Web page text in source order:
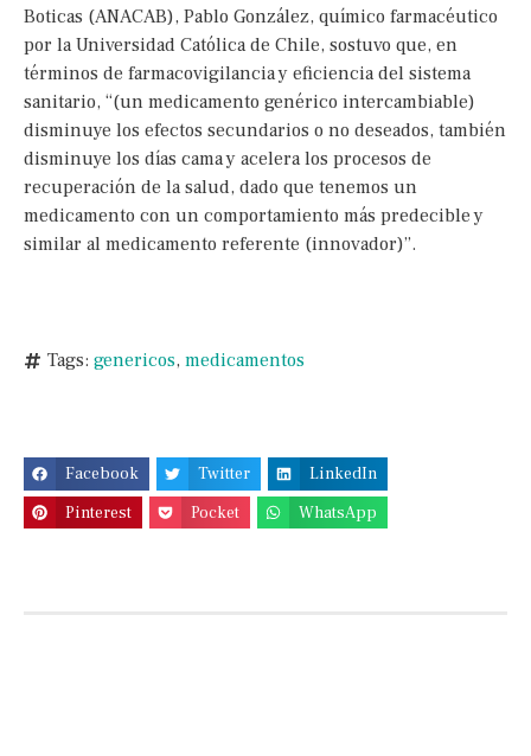
Boticas (ANACAB), Pablo González, químico farmacéutico
por la Universidad Católica de Chile, sostuvo que, en
términos de farmacovigilancia y eficiencia del sistema
sanitario, “(un medicamento genérico intercambiable)
disminuye los efectos secundarios o no deseados, también
disminuye los días cama y acelera los procesos de
recuperación de la salud, dado que tenemos un
medicamento con un comportamiento más predecible y
similar al medicamento referente (innovador)”.
Tags: genericos, medicamentos
Facebook Twitter
LinkedIn
Pinterest
Pocket WhatsApp